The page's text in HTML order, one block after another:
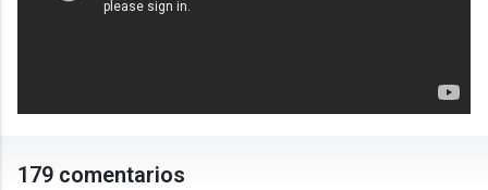
179 comentarios